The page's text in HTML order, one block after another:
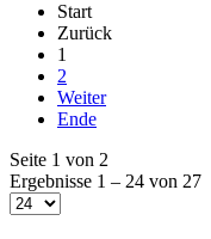
Start
Zurück
1
2
Weiter
Ende
Seite 1 von 2
Ergebnisse 1 – 24 von 27